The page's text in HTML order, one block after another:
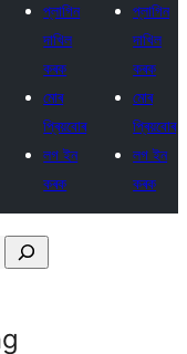
প্লাগিন
দাখিল
কৰক
মোৰ
প্ৰিয়বোৰ
লগ ইন
কৰক
প্লাগিন
দাখিল
কৰক
মোৰ
প্ৰিয়বোৰ
লগ ইন
কৰক